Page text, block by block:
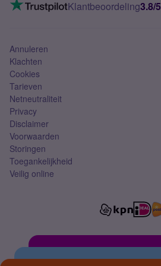
Mobiel abonnement
Klantbeoordeling3.8/5
Annuleren
Klachten
Cookies
Tarieven
Netneutraliteit
Privacy
Disclaimer
Voorwaarden
Storingen
Toegankelijkheid
Veilig online